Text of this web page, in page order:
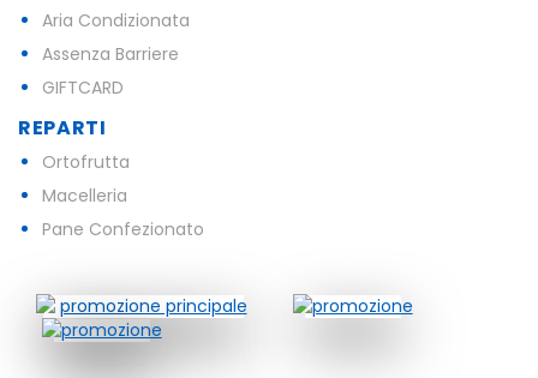
Aria Condizionata
Assenza Barriere
GIFTCARD
REPARTI
Ortofrutta
Macelleria
Pane Confezionato